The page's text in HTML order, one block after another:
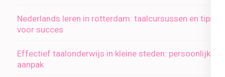
Nederlands leren in rotterdam: taalcursussen en tips
voor succes
Effectief taalonderwijs in kleine steden: persoonlijke
aanpak